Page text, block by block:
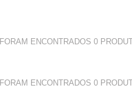
FORAM ENCONTRADOS 0
FORAM ENCONTRADOS 0